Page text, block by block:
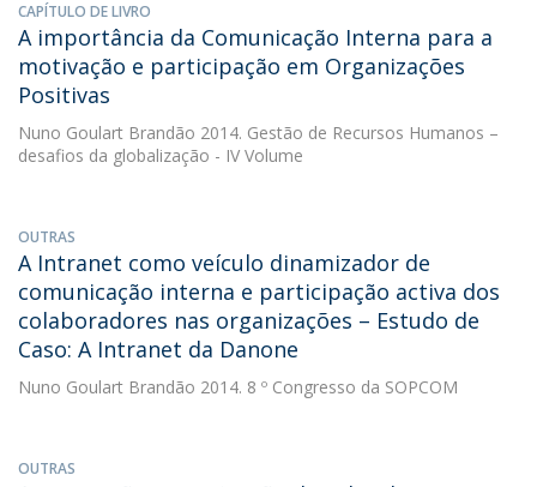
CAPÍTULO DE LIVRO
A importância da Comunicação Interna para a
motivação e participação em Organizações
Positivas
Nuno Goulart Brandão 2014. Gestão de Recursos Humanos –
desafios da globalização - IV Volume
OUTRAS
A Intranet como veículo dinamizador de
comunicação interna e participação activa dos
colaboradores nas organizações – Estudo de
Caso: A Intranet da Danone
Nuno Goulart Brandão 2014. 8 º Congresso da SOPCOM
OUTRAS